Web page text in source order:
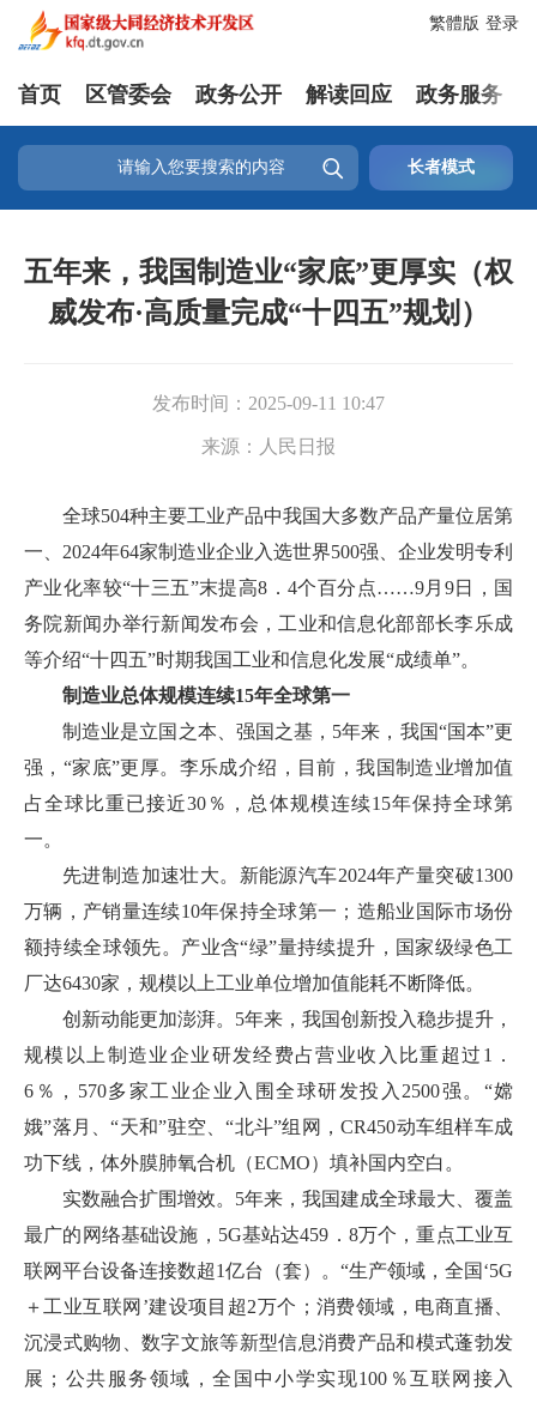
登录
繁體版
首页 区管委会 政务公开 解读回应 政务服务
 长者模式
五年来，我国制造业“家底”更厚实（权
威发布·高质量完成“十四五”规划）
发布时间： 2025-09-11 10:47
来源： 人民日报
全球504种主要工业产品中我国大多数产品产量位居第
一、2024年64家制造业企业入选世界500强、企业发明专利
产业化率较“十三五”末提高8．4个百分点……9月9日，国
务院新闻办举行新闻发布会，工业和信息化部部长李乐成
等介绍“十四五”时期我国工业和信息化发展“成绩单”。
制造业总体规模连续15年全球第一
制造业是立国之本、强国之基，5年来，我国“国本”更
强，“家底”更厚。李乐成介绍，目前，我国制造业增加值
占全球比重已接近30％，总体规模连续15年保持全球第
一。
先进制造加速壮大。新能源汽车2024年产量突破1300
万辆，产销量连续10年保持全球第一；造船业国际市场份
额持续全球领先。产业含“绿”量持续提升，国家级绿色工
厂达6430家，规模以上工业单位增加值能耗不断降低。
创新动能更加澎湃。5年来，我国创新投入稳步提升，
规模以上制造业企业研发经费占营业收入比重超过1．
6％，570多家工业企业入围全球研发投入2500强。“嫦
娥”落月、“天和”驻空、“北斗”组网，CR450动车组样车成
功下线，体外膜肺氧合机（ECMO）填补国内空白。
实数融合扩围增效。5年来，我国建成全球最大、覆盖
最广的网络基础设施，5G基站达459．8万个，重点工业互
联网平台设备连接数超1亿台（套）。“生产领域，全国‘5G
＋工业互联网’建设项目超2万个；消费领域，电商直播、
沉浸式购物、数字文旅等新型信息消费产品和模式蓬勃发
展；公共服务领域，全国中小学实现100％互联网接入